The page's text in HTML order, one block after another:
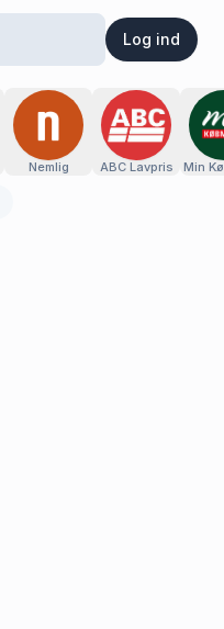
Log ind
Nemlig ABC Lavpris Min